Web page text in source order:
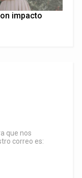
impacto
que nos
correo es: